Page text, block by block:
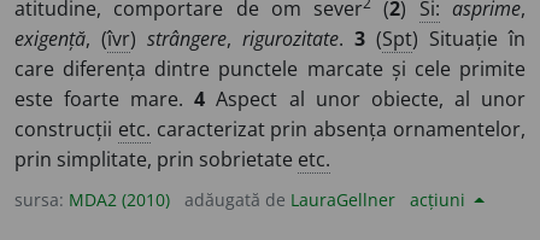
atitudine, comportare de om sever
(2) Si: asprime,
exigență, (îvr) strângere, rigurozitate. 3 (Spt) Situație în
care diferența dintre punctele marcate și cele primite
este foarte mare.4 Aspect al unor obiecte, al unor
construcții etc. caracterizat prin absența ornamentelor,
prin simplitate, prin sobrietate etc.
sursa: MDA2 (2010) adăugată de LauraGellner acțiuni